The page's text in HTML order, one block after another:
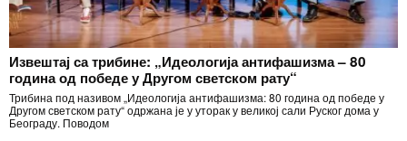
Извештај са трибине: „Идеологија антифашизма – 80
година од победе у Другом светском рату“
Трибина под називом „Идеологија антифашизма: 80 година од победе у
Другом светском рату“ одржана је у уторак у великој сали Руског дома у
Београду. Поводом